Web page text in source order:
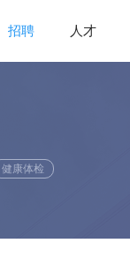
招聘 人才
健康体检